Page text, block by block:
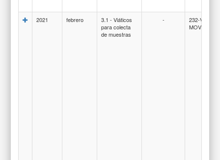
2021 febrero
3.1 - Viáticos
para colecta
de muestras
-
232-
MOVILIDAD